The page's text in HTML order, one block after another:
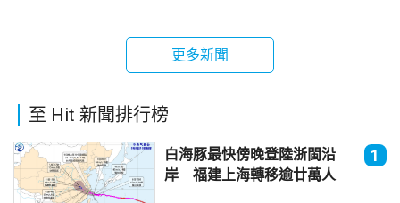
更多新聞
至 Hit 新聞排行榜
白海豚最快傍晚登陸浙閩沿
岸 福建上海轉移逾廿萬人
1